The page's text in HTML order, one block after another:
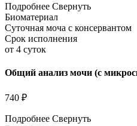
Подробнее Свернуть
Биоматериал
Суточная моча с консервантом
Срок исполнения
от 4 суток
Общий анализ мочи (с
740 ₽
Подробнее Свернуть